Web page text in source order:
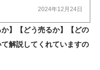
2024年12月24日
】【どう売るか】【どの
解説してくれていますの